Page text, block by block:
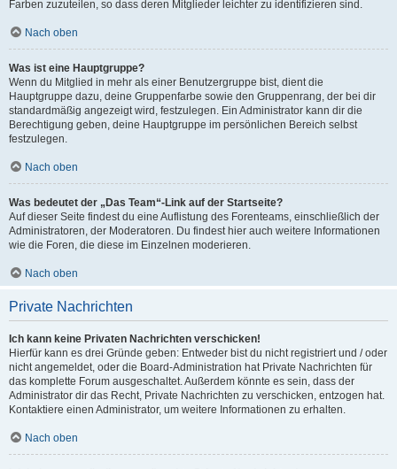
Farben zuzuteilen, so dass deren Mitglieder leichter zu identifizieren sind.
Nach oben
Was ist eine Hauptgruppe?
Wenn du Mitglied in mehr als einer Benutzergruppe bist, dient die
Hauptgruppe dazu, deine Gruppenfarbe sowie den Gruppenrang, der bei dir
standardmäßig angezeigt wird, festzulegen. Ein Administrator kann dir die
Berechtigung geben, deine Hauptgruppe im persönlichen Bereich selbst
festzulegen.
Nach oben
Was bedeutet der „Das Team“-Link auf der Startseite?
Auf dieser Seite findest du eine Auflistung des Forenteams, einschließlich der
Administratoren, der Moderatoren. Du findest hier auch weitere Informationen
wie die Foren, die diese im Einzelnen moderieren.
Nach oben
Private Nachrichten
Ich kann keine Privaten Nachrichten verschicken!
Hierfür kann es drei Gründe geben: Entweder bist du nicht registriert und / oder
nicht angemeldet, oder die Board-Administration hat Private Nachrichten für
das komplette Forum ausgeschaltet. Außerdem könnte es sein, dass der
Administrator dir das Recht, Private Nachrichten zu verschicken, entzogen hat.
Kontaktiere einen Administrator, um weitere Informationen zu erhalten.
Nach oben